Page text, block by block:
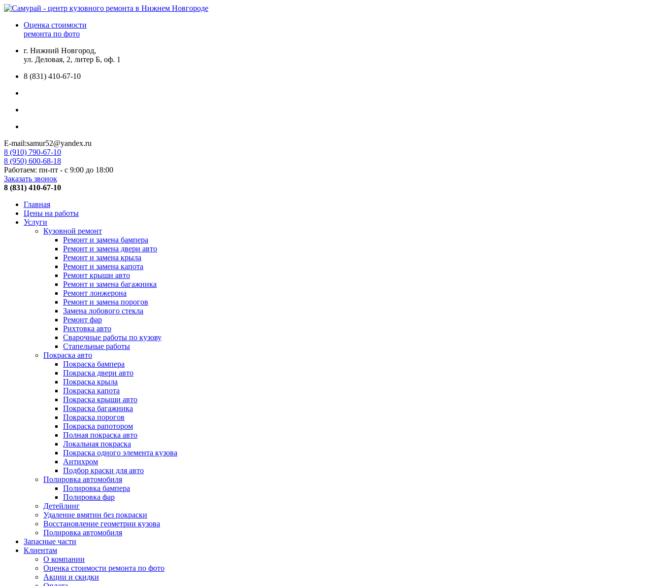
Оценка стоимости
ремонта по фото
г. Нижний Новгород,
ул. Деловая, 2, литер Б, оф. 1
8 (831) 410-67-10
E-mail:samur52@yandex.ru
8 (910) 790-67-10
8 (950) 600-68-18
Работаем: пн-пт - с 9:00 до 18:00
Заказать звонок
8 (831) 410-67-10
Главная
Цены на работы
Услуги
Кузовной ремонт
Ремонт и замена бампера
Ремонт и замена двери авто
Ремонт и замена крыла
Ремонт и замена капота
Ремонт крыши авто
Ремонт и замена багажника
Ремонт лонжерона
Ремонт и замена порогов
Замена лобового стекла
Ремонт фар
Рихтовка авто
Сварочные работы по кузову
Стапельные работы
Покраска авто
Покраска бампера
Покраска двери авто
Покраска крыла
Покраска капота
Покраска крыши авто
Покраска багажника
Покраска порогов
Покраска рапотором
Полная покраска авто
Локальная покраска
Покраска одного элемента кузова
Антихром
Подбор краски для авто
Полировка автомобиля
Полировка бампера
Полировка фар
Детейлинг
Удаление вмятин без покраски
Восстановление геометрии кузова
Полировка автомобиля
Запасные части
Клиентам
О компании
Оценка стоимости ремонта по фото
Акции и скидки